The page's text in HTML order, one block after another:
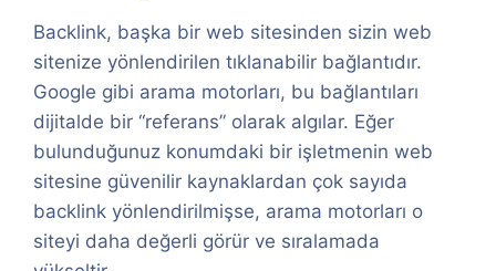
Backlink, başka bir web sitesinden sizin web
sitenize yönlendirilen tıklanabilir bağlantıdır.
Google gibi arama motorları, bu bağlantıları
dijitalde bir “referans” olarak algılar. Eğer
bulunduğunuz konumdaki bir işletmenin web
sitesine güvenilir kaynaklardan çok sayıda
backlink yönlendirilmişse, arama motorları o
siteyi daha değerli görür ve sıralamada